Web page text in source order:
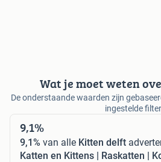
Wat je moet weten
De onderstaande waarden zijn
ingestelde
9,1%
9,1% van alle Kitten delft
Katten en Kittens | Raskatten |